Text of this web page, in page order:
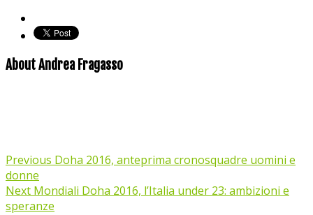
About Andrea Fragasso
Previous Doha 2016, anteprima cronosquadre uomini e
donne
Next Mondiali Doha 2016, l’Italia under 23: ambizioni e
speranze